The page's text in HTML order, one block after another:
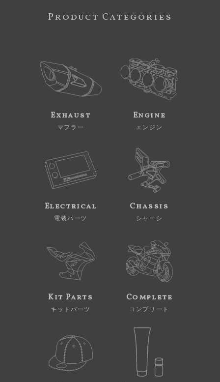
Product Categories
Exhaust
マフラー
Engine
エンジン
Electrical
電装パーツ
Chassis
シャーシ
Kit Parts
キットパーツ
Complete
コンプリート